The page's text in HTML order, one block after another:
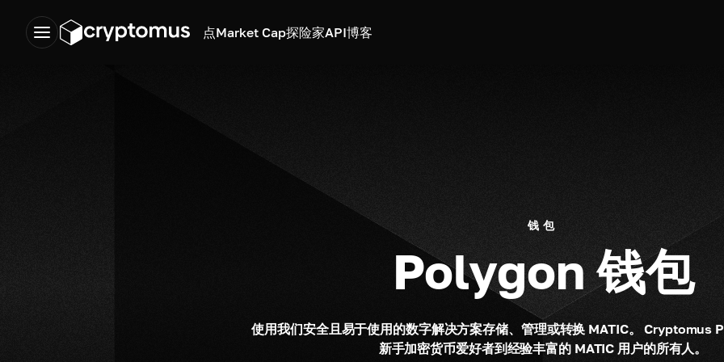
点Market Cap探险家API博客
钱包
Polygon 钱包
使用我们安全且易于使用的数字解决方案存储、管理或转换 MATIC。 Cryptomus
新手加密货币爱好者到经验丰富的 MATIC 用户的所有人。